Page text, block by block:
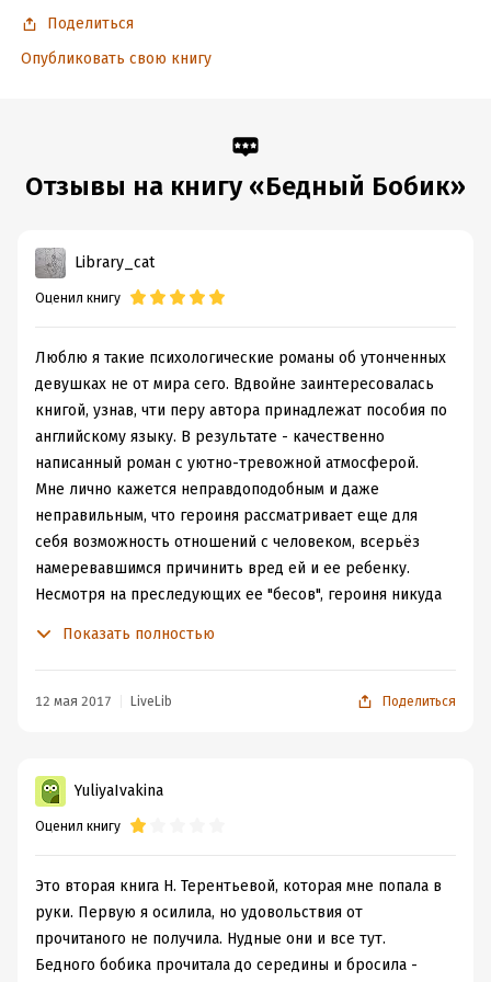
Поделиться
Опубликовать свою книгу
Отзывы на книгу «Бедный Бобик»
Library_cat
Оценил книгу
Люблю я такие психологические романы об утонченных
девушках не от мира сего. Вдвойне заинтересовалась
книгой, узнав, чти перу автора принадлежат пособия по
английскому языку. В результате - качественно
написанный роман с уютно-тревожной атмосферой.
Мне лично кажется неправдоподобным и даже
неправильным, что героиня рассматривает еще для
себя возможность отношений с человеком, всерьёз
намеревавшимся причинить вред ей и ее ребенку.
Несмотря на преследующих ее "бесов", героиня никуда
порой страшнее физической угрозы. Развязка
Книга напомнила о двух важных вещах: 1) часто все не
такое, каким кажется на первый взгляд; 2) берегите
своих близких.
Показать полностью
12 мая 2017 LiveLib Поделиться
YuliyaIvakina
Оценил книгу
Это вторая книга Н. Терентьевой, которая мне попала в
руки. Первую я осилила, но удовольствия от
прочитаного не получила. Нудные они и все тут.
Бедного бобика прочитала до середины и бросила -